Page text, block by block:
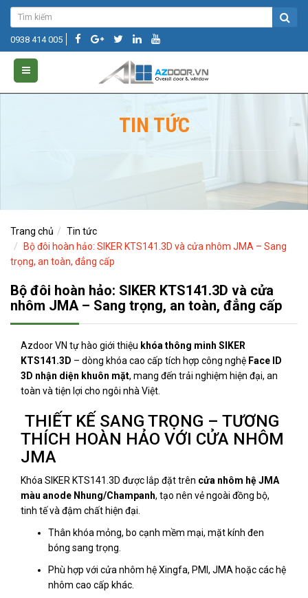
0938 414 005
TIN TỨC
Trang chủ
Tin tức
Bộ đôi hoàn hảo: SIKER KTS141.3D và cửa nhôm JMA – Sang
trọng, an toàn, đẳng cấp
Bộ đôi hoàn hảo: SIKER KTS141.3D và cửa
nhôm JMA – Sang trọng, an toàn, đẳng cấp
Azdoor VN tự hào giới thiệu khóa thông minh SIKER
KTS141.3D – dòng khóa cao cấp tích hợp công nghệ Face ID
3D nhận diện khuôn mặt, mang đến trải nghiệm hiện đại, an
toàn và tiện lợi cho ngôi nhà Việt.
THIẾT KẾ SANG TRỌNG – TƯƠNG
THÍCH HOÀN HẢO VỚI CỬA NHÔM
JMA
Khóa SIKER KTS141.3D được lắp đặt trên cửa nhôm hệ JMA
màu anode Nhung/Champanh, tạo nên vẻ ngoài đồng bộ,
tinh tế và đậm chất hiện đại.
Thân khóa mỏng, bo cạnh mềm mại, mặt kính đen
bóng sang trọng.
Phù hợp với cửa nhôm hệ Xingfa, PMI, JMA hoặc các hệ
nhôm cao cấp khác.